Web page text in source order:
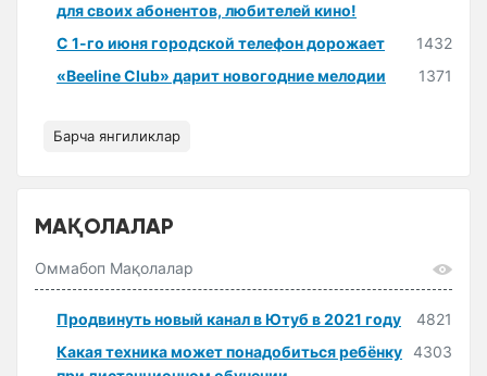
для своих абонентов, любителей кино!
С 1-го июня городской телефон дорожает
1432
«Beeline Club» дарит новогодние мелодии
1371
Барча янгиликлар
МАҚОЛАЛАР
Оммабоп Мақолалар
Продвинуть новый канал в Ютуб в 2021 году
4821
Какая техника может понадобиться ребёнку 4303